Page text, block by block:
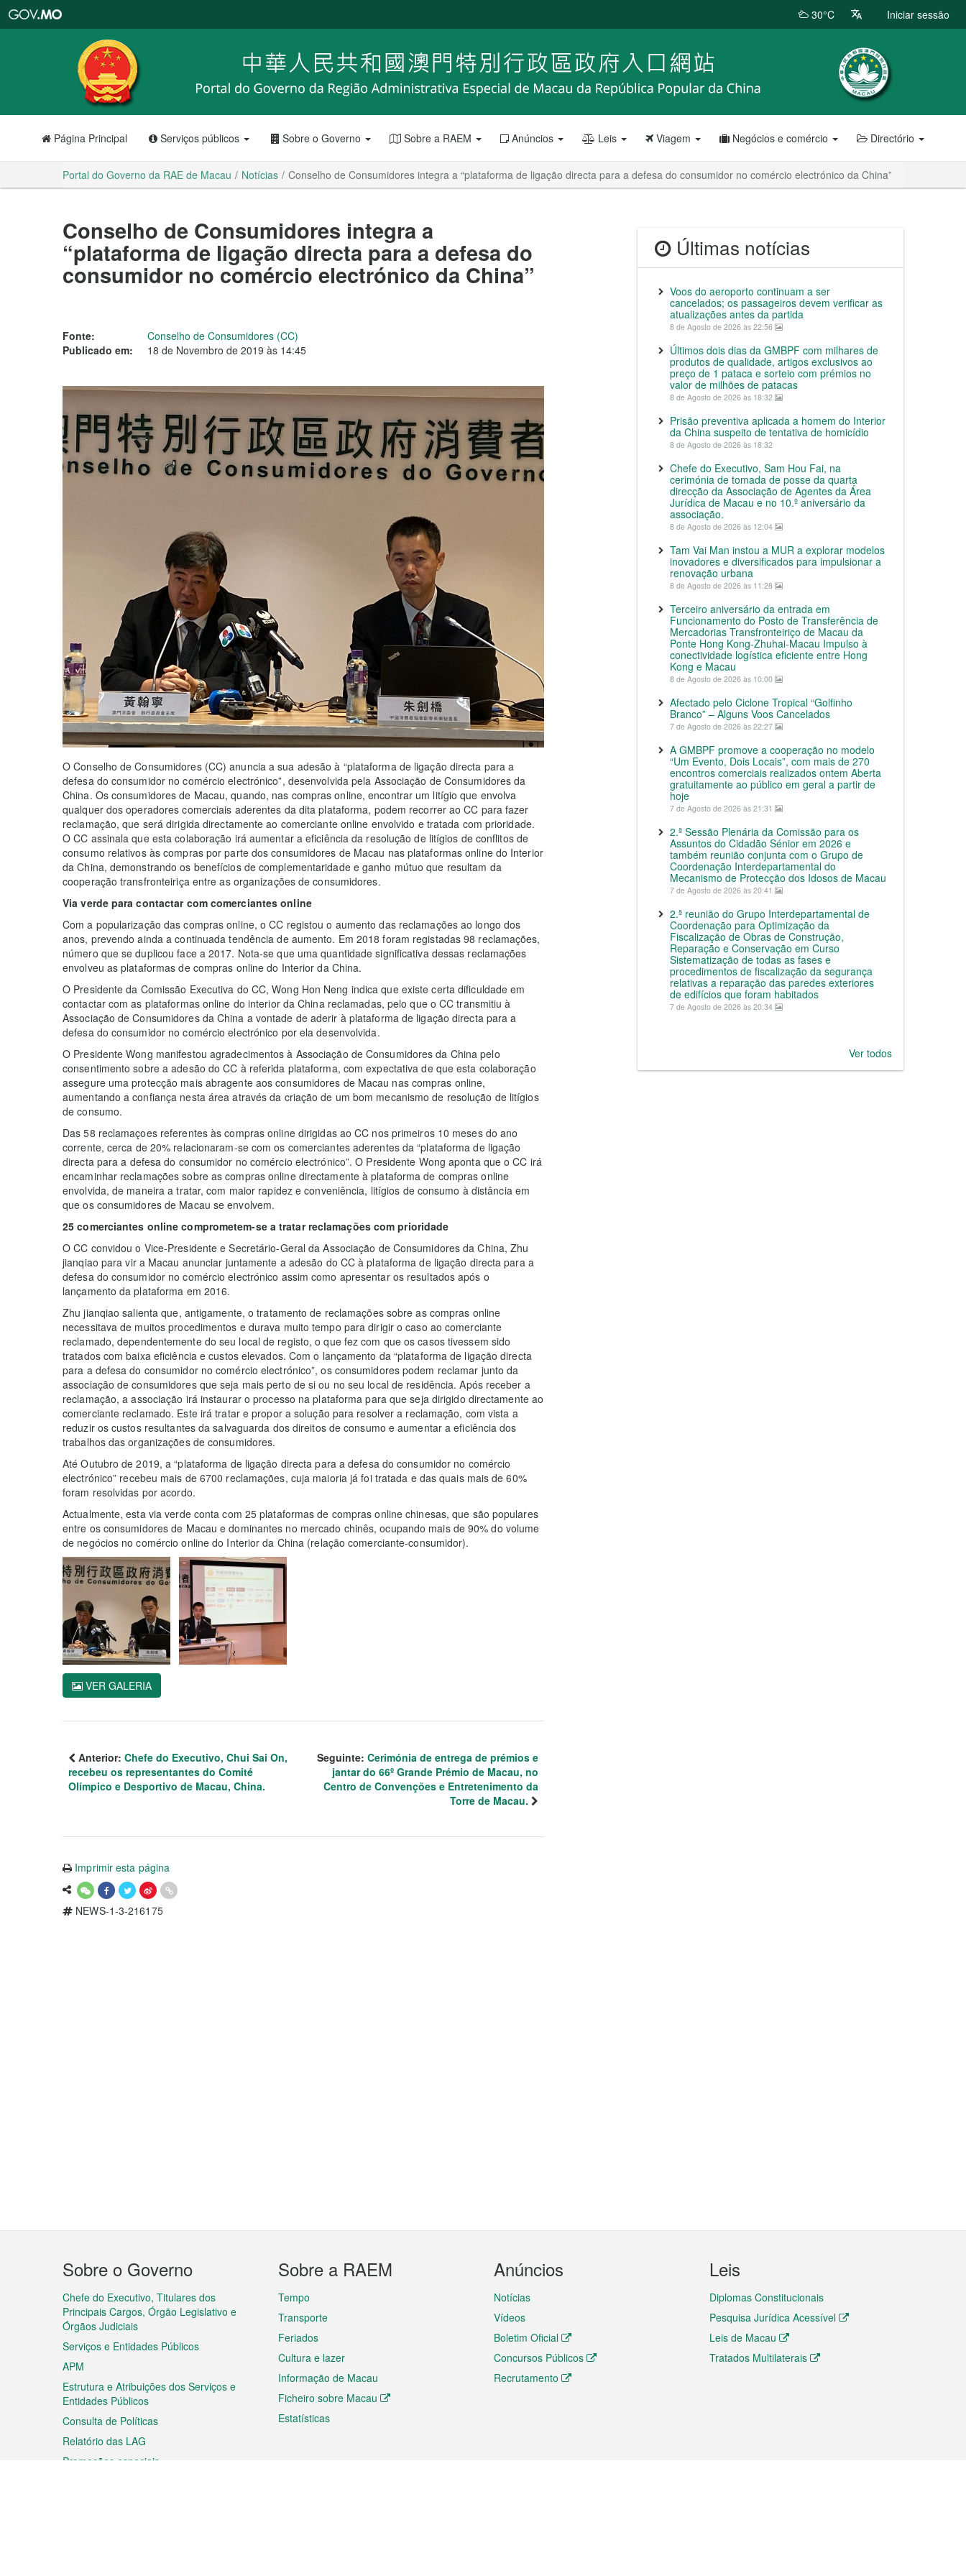
RAE
de
Macau
30°C Iniciar sessão
Página Principal Serviços públicos Sobre o Governo Sobre a RAEM Anúncios Leis Viagem Negócios e comércio Directório
Portal do Governo da RAE de Macau Notícias Conselho de Consumidores integra a “plataforma de ligação directa para a defesa do consumidor no comércio electrónico da China”
Conselho de Consumidores integra a
“plataforma de ligação directa para a defesa do
consumidor no comércio electrónico da China”
Fonte:
Conselho de Consumidores (CC)
Publicado em:
18 de Novembro de 2019 às 14:45
O Conselho de Consumidores (CC) anuncia a sua adesão à “plataforma de ligação directa para a
defesa do consumidor no comércio electrónico”, desenvolvida pela Associação de Consumidores da
China. Os consumidores de Macau, quando, nas compras online, encontrar um litígio que envolva
qualquer dos operadores comerciais aderentes da dita plataforma, podem recorrer ao CC para fazer
reclamação, que será dirigida directamente ao comerciante online envolvido e tratada com prioridade.
O CC assinala que esta colaboração irá aumentar a eficiência da resolução de litígios de conflitos de
consumo relativos às compras por parte dos consumidores de Macau nas plataformas online do Interior
da China, demonstrando os benefícios de complementaridade e ganho mútuo que resultam da
cooperação transfronteiriça entre as organizações de consumidores.
Via verde para contactar com comerciantes online
Com a popularização das compras online, o CC registou o aumento das reclamações ao longo dos
anos, prevendo ainda a continuada tendência de aumento. Em 2018 foram registadas 98 reclamações,
número que se duplicou face a 2017. Nota-se que uma quantidade significativa dessas reclamações
envolveu as plataformas de compras online do Interior da China.
O Presidente da Comissão Executiva do CC, Wong Hon Neng indica que existe certa dificuldade em
contactar com as plataformas online do interior da China reclamadas, pelo que o CC transmitiu à
Associação de Consumidores da China a vontade de aderir à plataforma de ligação directa para a
defesa do consumidor no comércio electrónico por ela desenvolvida.
O Presidente Wong manifestou agradecimentos à Associação de Consumidores da China pelo
consentimento sobre a adesão do CC à referida plataforma, com expectativa de que esta colaboração
assegure uma protecção mais abragente aos consumidores de Macau nas compras online,
aumentando a confiança nesta área através da criação de um bom mecanismo de resolução de litígios
de consumo.
Das 58 reclamaçoes referentes às compras online dirigidas ao CC nos primeiros 10 meses do ano
corrente, cerca de 20% relacionaram-se com os comerciantes aderentes da “plataforma de ligação
directa para a defesa do consumidor no comércio electrónico”. O Presidente Wong aponta que o CC irá
encaminhar reclamações sobre as compras online directamente à plataforma de compras online
envolvida, de maneira a tratar, com maior rapidez e conveniência, litígios de consumo à distância em
que os consumidores de Macau se envolvem.
25 comerciantes online comprometem-se a tratar reclamações com prioridade
O CC convidou o Vice-Presidente e Secretário-Geral da Associação de Consumidores da China, Zhu
jianqiao para vir a Macau anunciar juntamente a adesão do CC à plataforma de ligação directa para a
defesa do consumidor no comércio electrónico assim como apresentar os resultados após o
lançamento da plataforma em 2016.
Zhu jianqiao salienta que, antigamente, o tratamento de reclamações sobre as compras online
necessitava de muitos procedimentos e durava muito tempo para dirigir o caso ao comerciante
reclamado, dependentemente do seu local de registo, o que fez com que os casos tivessem sido
tratados com baixa eficiência e custos elevados. Com o lançamento da “plataforma de ligação directa
para a defesa do consumidor no comércio electrónico”, os consumidores podem reclamar junto da
associação de consumidores que seja mais perto de si ou no seu local de residência. Após receber a
reclamação, a associação irá instaurar o processo na plataforma para que seja dirigido directamente ao
comerciante reclamado. Este irá tratar e propor a solução para resolver a reclamação, com vista a
reduzir os custos resultantes da salvaguarda dos direitos de consumo e aumentar a eficiência dos
trabalhos das organizações de consumidores.
Até Outubro de 2019, a “plataforma de ligação directa para a defesa do consumidor no comércio
electrónico” recebeu mais de 6700 reclamações, cuja maioria já foi tratada e das quais mais de 60%
foram resolvidas por acordo.
Actualmente, esta via verde conta com 25 plataformas de compras online chinesas, que são populares
entre os consumidores de Macau e dominantes no mercado chinês, ocupando mais de 90% do volume
de negócios no comércio online do Interior da China (relação comerciante-consumidor).
VER GALERIA
Anterior: Chefe do Executivo, Chui Sai On,
recebeu os representantes do Comité
Olímpico e Desportivo de Macau, China.
Seguinte: Cerimónia de entrega de prémios e
jantar do 66º Grande Prémio de Macau, no
Centro de Convenções e Entretenimento da
Torre de Macau.
Imprimir esta página
NEWS-1-3-216175
Últimas notícias
Voos do aeroporto continuam a ser
cancelados; os passageiros devem verificar as
atualizações antes da partida
8 de Agosto de 2026 às 22:56
Últimos dois dias da GMBPF com milhares de
produtos de qualidade, artigos exclusivos ao
preço de 1 pataca e sorteio com prémios no
valor de milhões de patacas
8 de Agosto de 2026 às 18:32
Prisão preventiva aplicada a homem do Interior
da China suspeito de tentativa de homicídio
8 de Agosto de 2026 às 18:32
Chefe do Executivo, Sam Hou Fai, na
cerimónia de tomada de posse da quarta
direcção da Associação de Agentes da Área
Jurídica de Macau e no 10.º aniversário da
associação.
8 de Agosto de 2026 às 12:04
Tam Vai Man instou a MUR a explorar modelos
inovadores e diversificados para impulsionar a
renovação urbana
8 de Agosto de 2026 às 11:28
Terceiro aniversário da entrada em
Funcionamento do Posto de Transferência de
Mercadorias Transfronteiriço de Macau da
Ponte Hong Kong-Zhuhai-Macau Impulso à
conectividade logística eficiente entre Hong
Kong e Macau
8 de Agosto de 2026 às 10:00
Afectado pelo Ciclone Tropical “Golfinho
Branco” – Alguns Voos Cancelados
7 de Agosto de 2026 às 22:27
A GMBPF promove a cooperação no modelo
“Um Evento, Dois Locais”, com mais de 270
encontros comerciais realizados ontem Aberta
gratuitamente ao público em geral a partir de
hoje
7 de Agosto de 2026 às 21:31
2.ª Sessão Plenária da Comissão para os
Assuntos do Cidadão Sénior em 2026 e
também reunião conjunta com o Grupo de
Coordenação Interdepartamental do
Mecanismo de Protecção dos Idosos de Macau
7 de Agosto de 2026 às 20:41
2.ª reunião do Grupo Interdepartamental de
Coordenação para Optimização da
Fiscalização de Obras de Construção,
Reparação e Conservação em Curso
Sistematização de todas as fases e
procedimentos de fiscalização da segurança
relativas a reparação das paredes exteriores
de edifícios que foram habitados
7 de Agosto de 2026 às 20:34
Ver todos
Menu
do
rodapé
Sobre o Governo
Chefe do Executivo, Titulares dos
Principais Cargos, Órgão Legislativo e
Órgãos Judiciais
Serviços e Entidades Públicos
APM
Estrutura e Atribuições dos Serviços e
Entidades Públicos
Consulta de Políticas
Relatório das LAG
Promoções especiais
Sobre a RAEM
Tempo
Transporte
Feriados
Cultura e lazer
Informação de Macau
Ficheiro sobre Macau
Estatísticas
Anúncios
Notícias
Vídeos
Boletim Oficial
Concursos Públicos
Recrutamento
Leis
Diplomas Constitucionais
Pesquisa Jurídica Acessível
Leis de Macau
Tratados Multilaterais